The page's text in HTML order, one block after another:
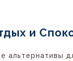
и
альтернативы